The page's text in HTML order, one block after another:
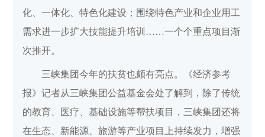
化、一体化、特色化建设；围绕特色产业和企业用工
需求进一步扩大技能提升培训……一个个重点项目渐
次推开。
三峡集团今年的扶贫也颇有亮点。《经济参考
报》记者从三峡集团公益基金会处了解到，除了传统
的教育、医疗、基础设施等帮扶项目，三峡集团还将
在生态、新能源、旅游等产业项目上持续发力，增强